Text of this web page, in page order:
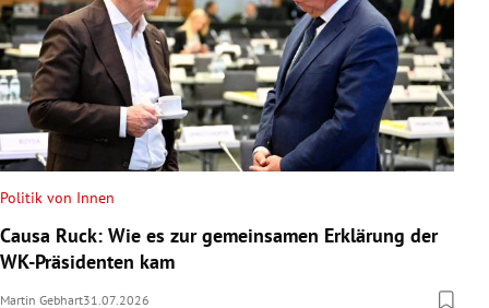
Politik von Innen
Causa Ruck: Wie es zur gemeinsamen Erklärung der
WK-Präsidenten kam
Martin Gebhart31.07.2026